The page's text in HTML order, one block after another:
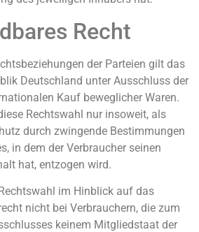
Recht
der Parteien gilt das
Deutschland unter Ausschluss der
Kauf beweglicher Waren.
Rechtswahl nur insoweit, als
durch zwingende Bestimmungen
in dem der Verbraucher seinen
hat, entzogen wird.
im Hinblick auf das
nicht bei Verbrauchern, die zum
keinem Mitgliedstaat der